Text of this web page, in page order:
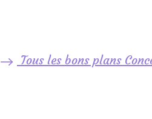
Tous les bons plans